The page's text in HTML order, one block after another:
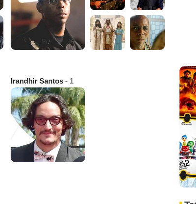
Irandhir Santos - 1